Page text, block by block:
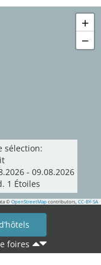
+
−
©OpenStreetMap contributors, CC-BY-SA
sélection:
.2026 - 09.08.2026
1 Étoiles
foires